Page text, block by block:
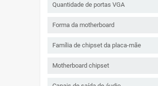
Quantidade de portas VGA
Forma da motherboard
Família de chipset da placa-mãe
Motherboard chipset